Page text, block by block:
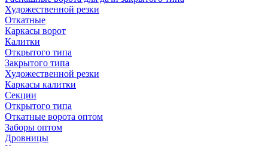
Художественной резки
Откатные
Каркасы ворот
Калитки
Открытого типа
Закрытого типа
Художественной резки
Каркасы калитки
Секции
Открытого типа
Откатные ворота оптом
Заборы оптом
Дровницы